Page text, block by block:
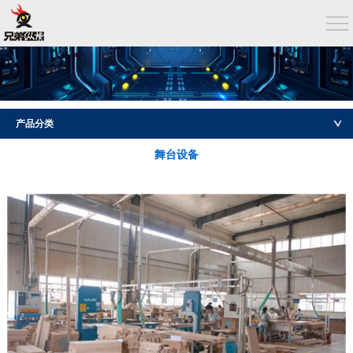
产品分类
舞台设备